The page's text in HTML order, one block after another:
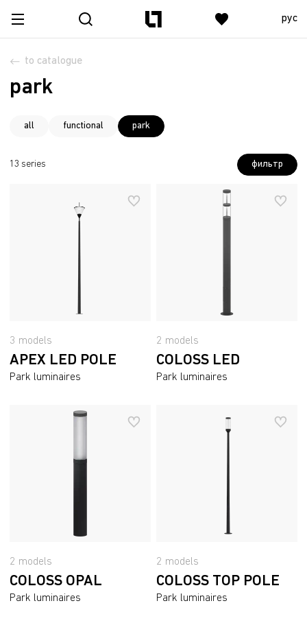
рус
to catalogue
park
all functional park
13 series фильтр
3 models
APEX LED POLE
Park luminaires
2 models
COLOSS LED
Park luminaires
2 models
COLOSS OPAL
Park luminaires
2 models
COLOSS TOP POLE
Park luminaires